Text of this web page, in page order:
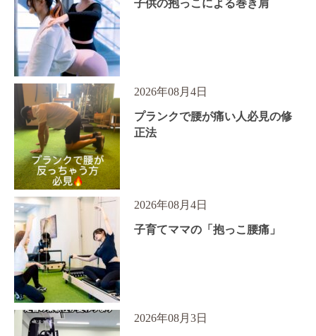
子供の抱っこによる巻き肩
2026年08月4日
プランクで腰が痛い人必見の修
正法
2026年08月4日
子育てママの「抱っこ腰痛」
2026年08月3日